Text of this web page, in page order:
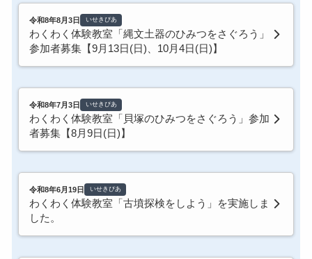
令和8年8月3日 いせきぴあ
わくわく体験教室「縄文土器のひみつをさぐろう」
参加者募集【9月13日(日)、10月4日(日)】
令和8年7月3日 いせきぴあ
わくわく体験教室「貝塚のひみつをさぐろう」参加
者募集【8月9日(日)】
令和8年6月19日 いせきぴあ
わくわく体験教室「古墳探検をしよう」を実施しま
した。